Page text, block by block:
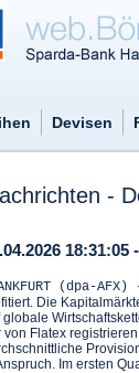
Devisen
-
(dpa-
Die
globale
von Flatex
Im ersten